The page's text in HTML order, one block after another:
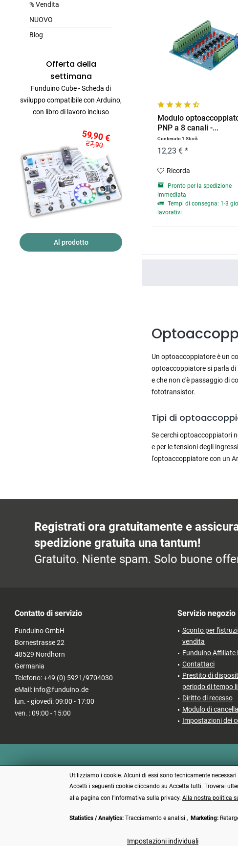
% Vendita
NUOVO
Blog
Offerta della
settimana
Funduino Cube - Scheda di
sviluppo compatibile con Arduino,
con libro di lavoro incluso
59,90 €
27,90
Al prodotto
Modulo
PNP a 8 canali -...
Contenuto1 Stück
12,23 € *
Ricorda
Pronto per la spedizione
immediata
Tempi di consegna: 1-3
lavorativi
Un optoaccoppiatore è un
optoaccoppiatore si parla
e che non c'è passaggio di
fototransistor.
Tipi di
Se cerchi optoaccoppiatori
e per le tensioni degli
l'optoaccoppiatore con un
Registrati ora gratuitamente e
spedizione gratuita una tantum!
Gratuito. Niente spam. Solo buone
Contatto di servizio
Funduino GmbH
Bornestrasse 22
48529 Nordhorn
Germania
Telefono: +49 (0) 5921/9704030
eMail: info@funduino.de
lun. - giovedì: 09:00 - 17:00
ven. : 09:00 - 15:00
Servizio negozio
Sconto per
vendita
Funduino Affiliate
Contattaci
Prestito di
periodo di tempo
Diritto di recesso
Modulo di
Impostazioni dei
* Tutti i prezzi
Utilizziamo i cookie. Alcuni di essi sono tecnicamente
Accetti i seguenti cookie cliccando su Accetta tutti. Troverai
alla pagina con l'informativa sulla privacy. Alla nostra politica
Statistics / Analytics: Tracciamento e analisi , Marketing:
Impostazioni individuali